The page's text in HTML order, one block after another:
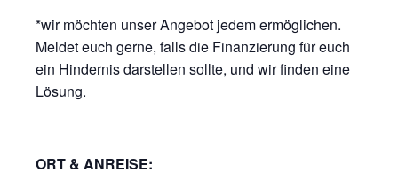
*wir möchten unser Angebot jedem ermöglichen.
Meldet euch gerne, falls die Finanzierung für euch
ein Hindernis darstellen sollte, und wir finden eine
Lösung.
ORT & ANREISE: